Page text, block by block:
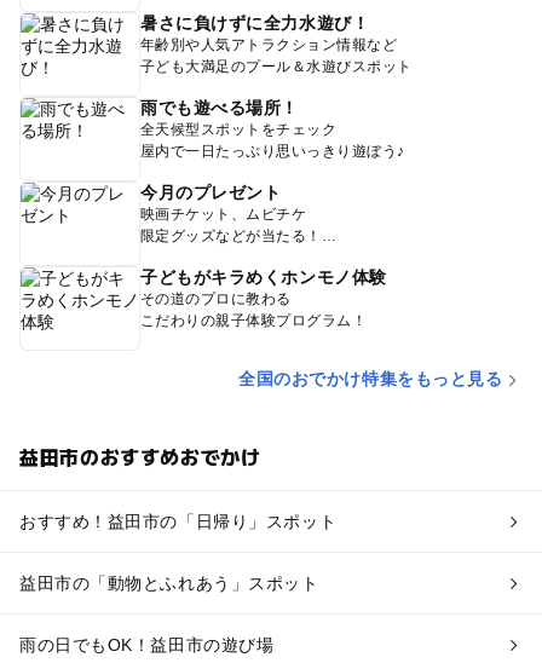
暑さに負けずに全力水遊び！
年齢別や人気アトラクション情報など
子ども大満足のプール＆水遊びスポット
雨でも遊べる場所！
全天候型スポットをチェック
屋内で一日たっぷり思いっきり遊ぼう♪
今月のプレゼント
映画チケット、ムビチケ
限定グッズなどが当たる！
子どもがキラめくホンモノ体験
その道のプロに教わる
こだわりの親子体験プログラム！
全国のおでかけ特集をもっと見る
益田市のおすすめおでかけ
おすすめ！益田市の「日帰り」スポット
益田市の「動物とふれあう」スポット
雨の日でもOK！益田市の遊び場